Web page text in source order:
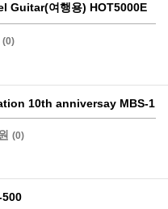
Guitar(여행용) HOT5000E
(0)
10th anniversay MBS-1
(0)